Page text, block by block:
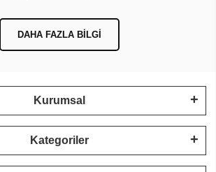
DAHA FAZLA BILGI
Kurumsal
Kategoriler